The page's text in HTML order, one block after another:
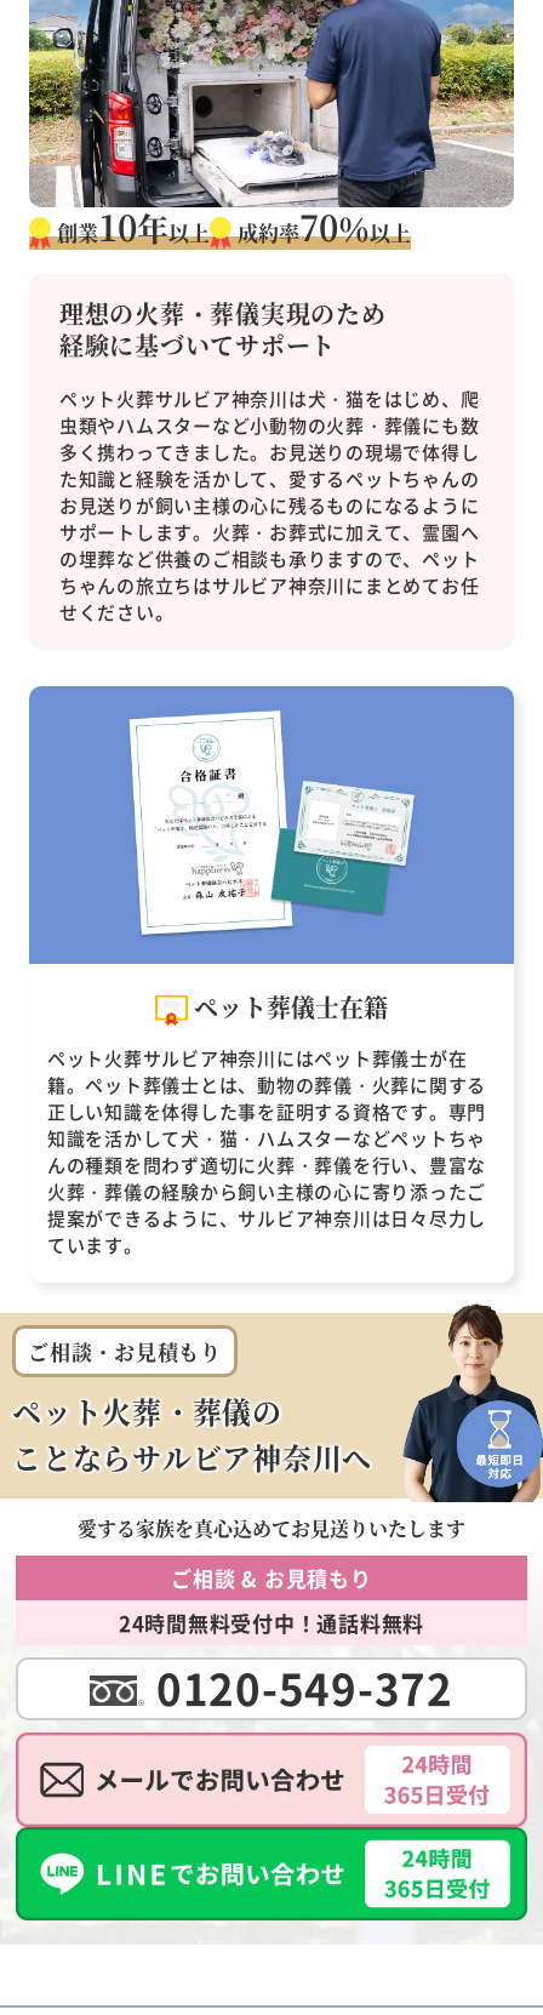
創業10年以上 成約率70％以上
理想の火葬・葬儀実現のため
経験に基づいてサポート
ペット火葬サルビア神奈川は犬・猫をはじめ、爬
虫類やハムスターなど小動物の火葬・葬儀にも数
多く携わってきました。お見送りの現場で体得し
た知識と経験を活かして、愛するペットちゃんの
お見送りが飼い主様の心に残るものになるように
サポートします。火葬・お葬式に加えて、霊園へ
の埋葬など供養のご相談も承りますので、ペット
ちゃんの旅立ちはサルビア神奈川にまとめてお任
せください。
ペット葬儀士在籍
ペット火葬サルビア神奈川にはペット葬儀士が在
籍。ペット葬儀士とは、動物の葬儀・火葬に関する
正しい知識を体得した事を証明する資格です。専門
知識を活かして犬・猫・ハムスターなどペットちゃ
んの種類を問わず適切に火葬・葬儀を行い、豊富な
火葬・葬儀の経験から飼い主様の心に寄り添ったご
提案ができるように、サルビア神奈川は日々尽力し
ています。
ご相談・お見積もり
ペット火葬・葬儀の
ことならサルビア神奈川へ
愛する家族を真心込めてお見送りいたします
ご相談 & お見積もり
24時間無料受付中！通話料無料
0120-549-372